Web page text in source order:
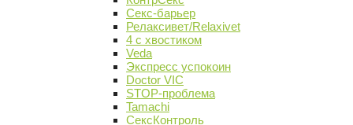
Секс-барьер
Релаксивет/Relaxivet
4 с хвостиком
Veda
Экспресс успокоин
Doctor VIC
STOP-проблема
Tamachi
СексКонтроль